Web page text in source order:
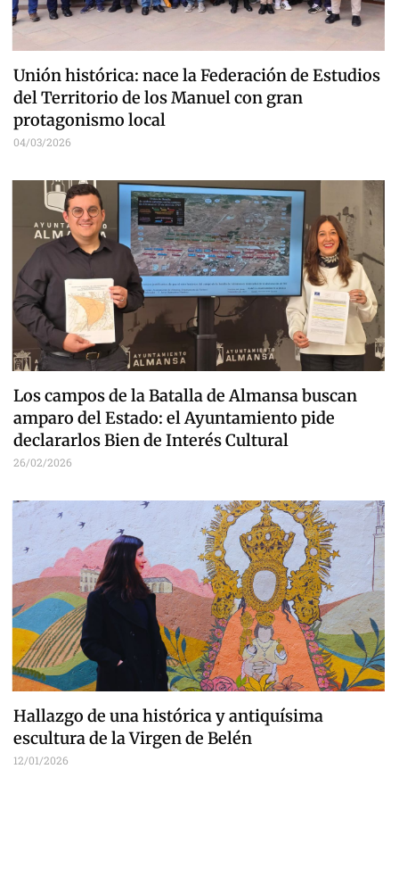
Unión histórica: nace la Federación de Estudios
del Territorio de los Manuel con gran
protagonismo local
04/03/2026
Los campos de la Batalla de Almansa buscan
amparo del Estado: el Ayuntamiento pide
declararlos Bien de Interés Cultural
26/02/2026
Hallazgo de una histórica y antiquísima
escultura de la Virgen de Belén
12/01/2026